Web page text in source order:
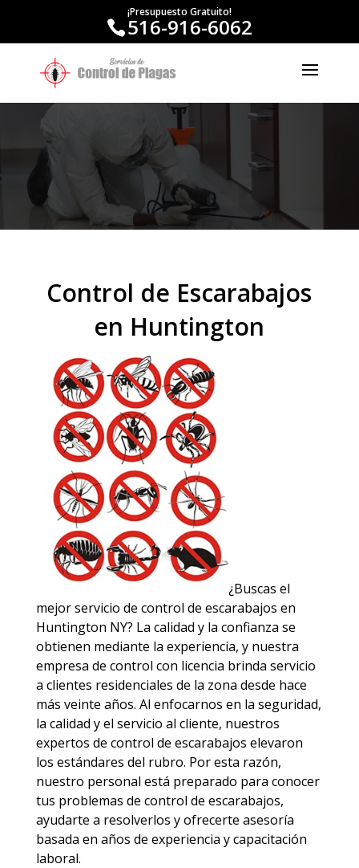
¡Presupuesto Gratuito!
516-916-6062
Control de Escarabajos
en Huntington
¿Buscas el
mejor servicio de control de escarabajos en
Huntington NY? La calidad y la confianza se
obtienen mediante la experiencia, y nuestra
empresa de control con licencia brinda servicio
a clientes residenciales de la zona desde hace
más veinte años. Al enfocarnos en la seguridad,
la calidad y el servicio al cliente, nuestros
expertos de control de escarabajos elevaron
los estándares del rubro. Por esta razón,
nuestro personal está preparado para conocer
tus problemas de control de escarabajos,
ayudarte a resolverlos y ofrecerte asesoría
basada en años de experiencia y capacitación
laboral.